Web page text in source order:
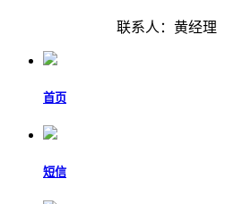
联系人：黄经理
首页
短信